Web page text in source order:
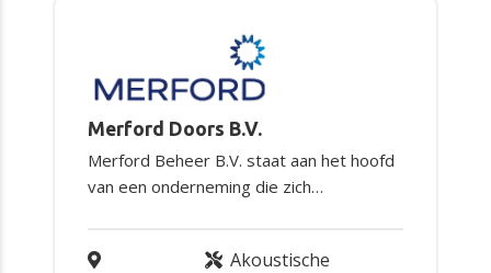
Merford Doors B.V.
Merford Beheer B.V. staat aan het hoofd
van een onderneming die zich…
Akoustische